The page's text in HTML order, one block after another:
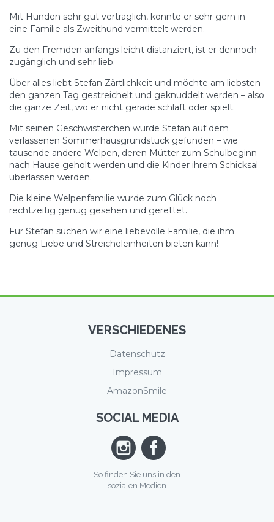
Mit Hunden sehr gut verträglich, könnte er sehr gern in
eine Familie als Zweithund vermittelt werden.
Zu den Fremden anfangs leicht distanziert, ist er dennoch
zugänglich und sehr lieb.
Über alles liebt Stefan Zärtlichkeit und möchte am liebsten
den ganzen Tag gestreichelt und geknuddelt werden – also
die ganze Zeit, wo er nicht gerade schläft oder spielt.
Mit seinen Geschwisterchen wurde Stefan auf dem
verlassenen Sommerhausgrundstück gefunden – wie
tausende andere Welpen, deren Mütter zum Schulbeginn
nach Hause geholt werden und die Kinder ihrem Schicksal
überlassen werden.
Die kleine Welpenfamilie wurde zum Glück noch
rechtzeitig genug gesehen und gerettet.
Für Stefan suchen wir eine liebevolle Familie, die ihm
genug Liebe und Streicheleinheiten bieten kann!
VERSCHIEDENES
Datenschutz
Impressum
AmazonSmile
SOCIAL MEDIA
So finden Sie uns in den
sozialen Medien